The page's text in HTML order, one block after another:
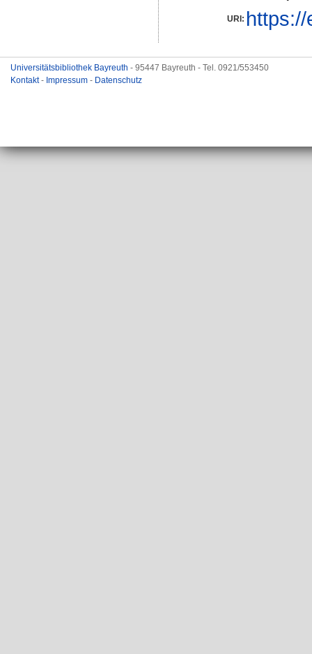
URI:
Universitätsbibliothek Bayreuth - 95447 Bayreuth - Tel. 0921/553450
Kontakt- Impressum - Datenschutz